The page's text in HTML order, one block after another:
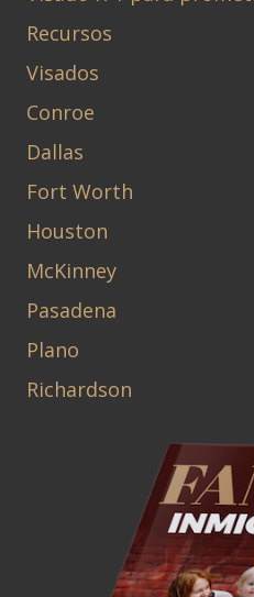
Recursos
Visados
Conroe
Dallas
Fort Worth
Houston
McKinney
Pasadena
Plano
Richardson